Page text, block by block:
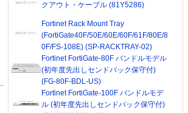
クアウト・ケーブル (81Y5286)
Fortinet Rack Mount Tray
(FortiGate40F/50E/60E/60F/61F/80E/8
0F/FS-108E) (SP-RACKTRAY-02)
Fortinet FortiGate-80F バンドルモデル
(初年度先出しセンドバック保守付)
(FG-80F-BDL-US)
Fortinet FortiGate-100F バンドルモデ
ル (初年度先出しセンドバック保守付)